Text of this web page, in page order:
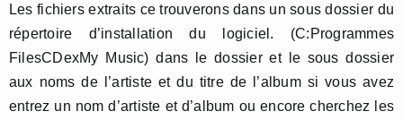
Les fichiers extraits ce trouverons dans un sous dossier du
répertoire d’installation du logiciel. (C:Programmes
FilesCDexMy Music) dans le dossier et le sous dossier
aux noms de l’artiste et du titre de l’album si vous avez
entrez un nom d’artiste et d’album ou encore cherchez les